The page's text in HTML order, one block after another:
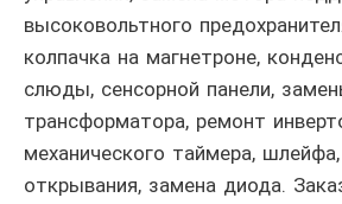
высоковольтного
колпачка на магнетроне,
слюды, сенсорной панели,
трансформатора, ремонт
механического таймера,
открывания, замена диода.